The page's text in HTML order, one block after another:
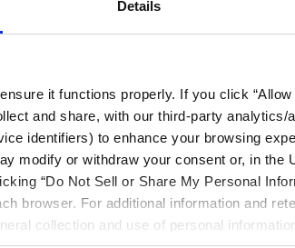
Details
it functions properly. If you click
and share, with our third-party
identifiers) to enhance your browsing
modify or withdraw your consent or, in the
“Do Not Sell or Share My Personal
browser. For additional information and
collection and use of personal